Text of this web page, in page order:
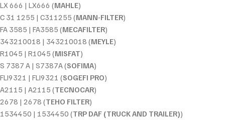
LX 666 | LX666 (MAHLE)
C 31 1255 | C311255 (MANN-FILTER)
FA 3585 | FA3585 (MECAFILTER)
343210018 | 343210018 (MEYLE)
R1045 | R1045 (MISFAT)
S 7387 A | S7387A (SOFIMA)
FLI9321 | FLI9321 (SOGEFI PRO)
A2115 | A2115 (TECNOCAR)
2678 | 2678 (TEHO FILTER)
1534450 | 1534450 (TRP DAF (TRUCK AND TRAILER))